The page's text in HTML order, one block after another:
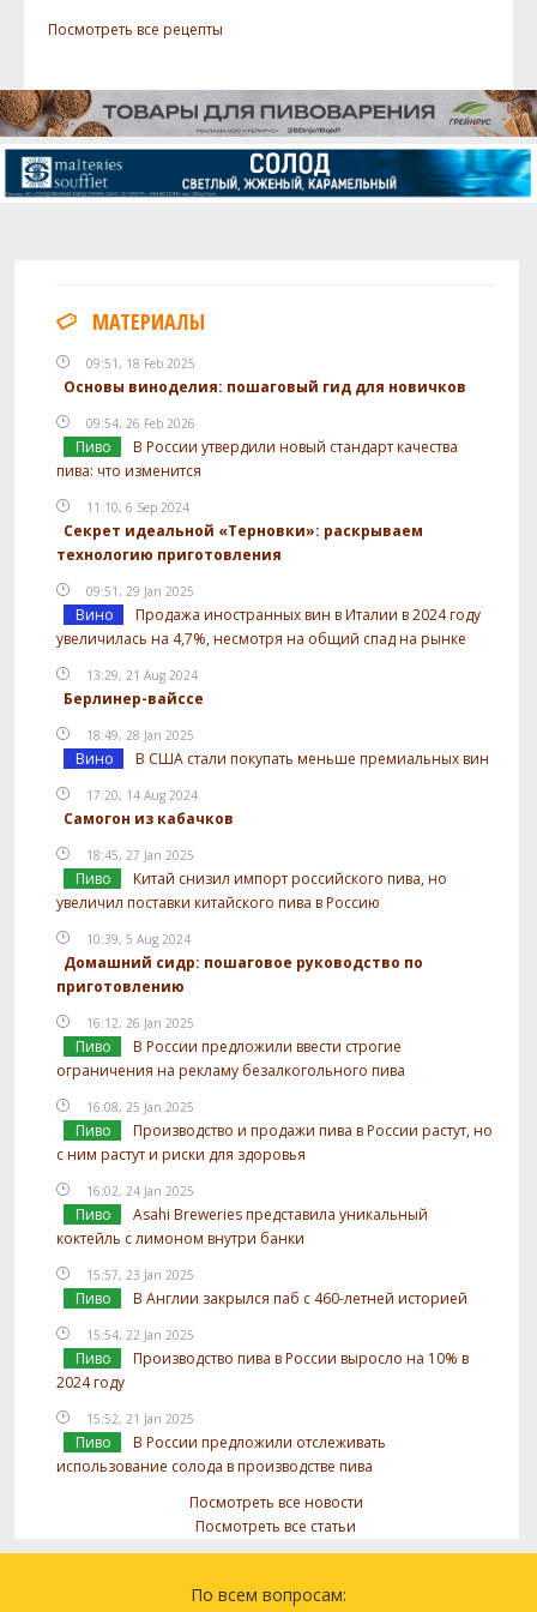
Хмель
Дрожжи
Mangrove Jack - Bavarian Wheat
Yeast M20
2 шт
Посмотреть все рецепты
МАТЕРИАЛЫ
09:51, 18 Feb 2025
Основы виноделия: пошаговый гид для новичков
09:54, 26 Feb 2026
Пиво
В России утвердили новый стандарт качества
пива: что изменится
11:10, 6 Sep 2024
Секрет идеальной «Терновки»: раскрываем
технологию приготовления
09:51, 29 Jan 2025
Вино
Продажа иностранных вин в Италии в 2024 году
увеличилась на 4,7%, несмотря на общий спад на рынке
13:29, 21 Aug 2024
Берлинер-вайссе
18:49, 28 Jan 2025
Вино В США стали покупать меньше премиальных вин
17:20, 14 Aug 2024
Самогон из кабачков
18:45, 27 Jan 2025
Пиво
Китай снизил импорт российского пива, но
увеличил поставки китайского пива в Россию
10:39, 5 Aug 2024
Домашний сидр: пошаговое руководство по
приготовлению
16:12, 26 Jan 2025
Пиво
В России предложили ввести строгие
ограничения на рекламу безалкогольного пива
16:08, 25 Jan 2025
Пиво
Производство и продажи пива в России растут, но
с ним растут и риски для здоровья
16:02, 24 Jan 2025
Пиво
Asahi Breweries представила уникальный
коктейль с лимоном внутри банки
15:57, 23 Jan 2025
Пиво В Англии закрылся паб с 460-летней историей
15:54, 22 Jan 2025
Пиво
Производство пива в России выросло на 10% в
2024 году
15:52, 21 Jan 2025
Пиво
В России предложили отслеживать
использование солода в производстве пива
Посмотреть все новости
Посмотреть все статьи
По всем вопросам: